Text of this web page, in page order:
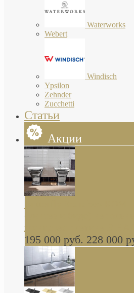
Waterworks
Webert
Windisch
Ypsilon
Zehnder
Zucchetti
Статьи
Акции
Butterfly Scarabeo
глянцевая платина В
195 000 руб. 228 000